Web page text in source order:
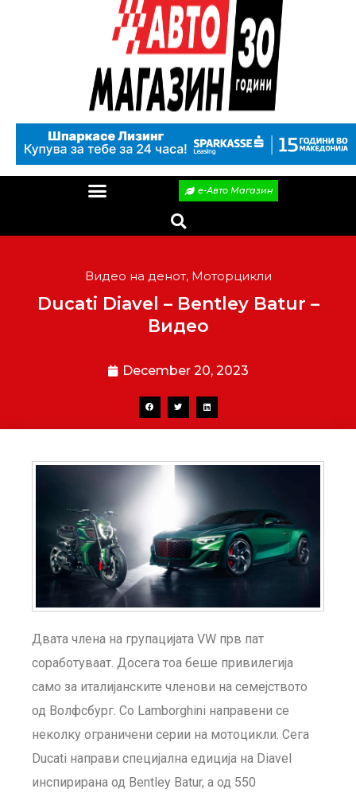
е-Авто Магазин
Видео на денот, Моторцикли
Ducati Diavel – Bentley Batur –
Видео
December 20, 2023
Двата члена на групацијата VW прв пат
соработуваат. Досега тоа беше привилегија
само за италијанските членови на семејството
од Волфсбург. Со Lamborghini направени се
неколку ограничени серии на мотоцикли. Сега
Ducati направи специјална едиција на Diavel
инспирирана од Bentley Batur, а од 550